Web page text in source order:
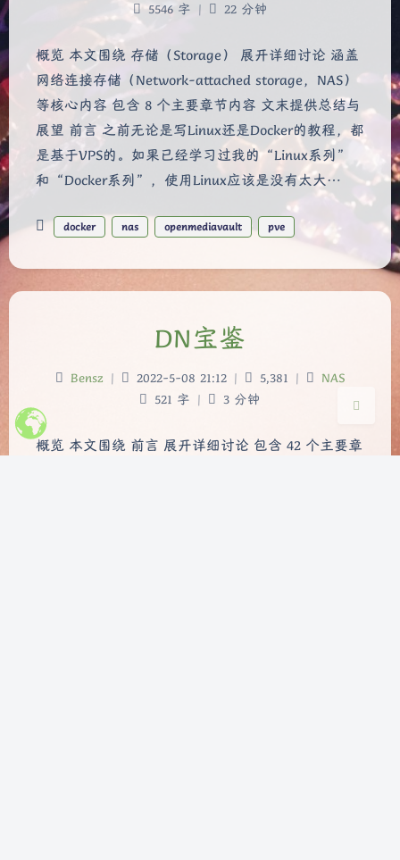
Sans Serif
关闭 日落
5546 字 | 22 分钟
概览 本文围绕 存储（Storage） 展开详细讨论 涵盖
网络连接存储（Network-attached storage，NAS）
等核心内容 包含 8 个主要章节内容 文末提供总结与
展望 前言 之前无论是写Linux还是Docker的教程，都
是基于VPS的。如果已经学习过我的“Linux系列”
和“Docker系列”，使用Linux应该是没有太大…
docker nas openmediavault pve
DN宝鉴
Bensz | 2022-5-08 21:12 | 5,381 |
NAS
521 字 | 3 分钟
概览 本文围绕 前言 展开详细讨论 包含 42 个主要章